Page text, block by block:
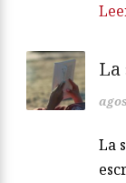
La
La